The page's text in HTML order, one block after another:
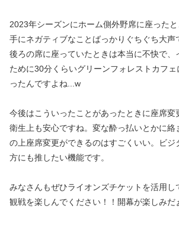
2023年シーズンにホーム側外野席に座った
手にネガティブなことばっかりぐちぐち大声
後ろの席に座っていたときは本当に不快で、
ために30分くらいグリーンフォレストカフ
ったんですよね...w
今後はこういったことがあったときに座席変
衛生上も安心ですね。変な酔っ払いとかに絡
の上座席変更ができるのはすごくいい。ビジ
方にも推したい機能です。
みなさんもぜひライオンズチケットを活用し
観戦を楽しんでください！！開幕が楽しみだ